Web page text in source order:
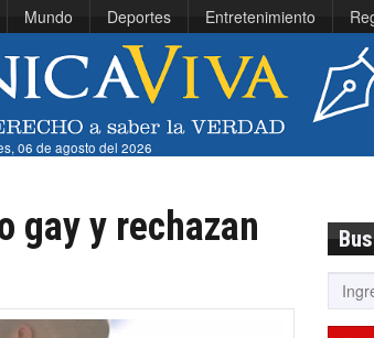
Mundo Deportes Entretenimiento
06 de agosto del 2026
gay y rechazan